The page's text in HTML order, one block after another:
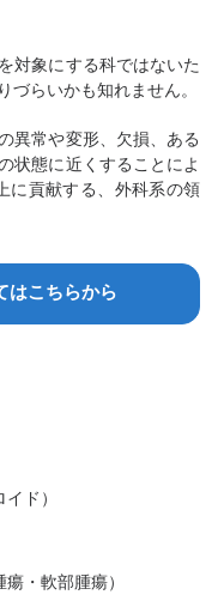
対象にする科ではないた
づらいかも知れません。
異常や変形、欠損、ある
状態に近くすることによ
に貢献する、外科系の領
はこちらから
ド）
・軟部腫瘍）